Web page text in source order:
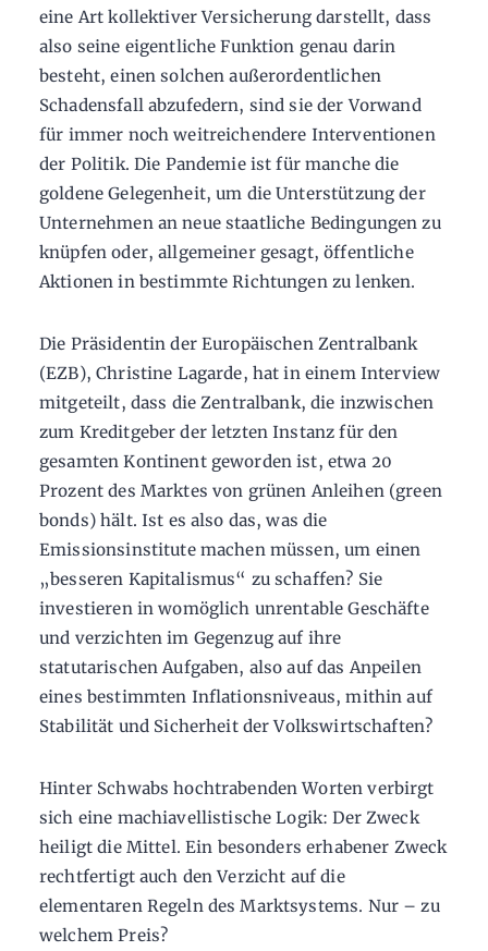
eine Art kollektiver Versicherung darstellt, dass
also seine eigentliche Funktion genau darin
besteht, einen solchen außerordentlichen
Schadensfall abzufedern, sind sie der Vorwand
für immer noch weitreichendere Interventionen
der Politik. Die Pandemie ist für manche die
goldene Gelegenheit, um die Unterstützung der
Unternehmen an neue staatliche Bedingungen zu
knüpfen oder, allgemeiner gesagt, öffentliche
Aktionen in bestimmte Richtungen zu lenken.
Die Präsidentin der Europäischen Zentralbank
(EZB), Christine Lagarde, hat in einem Interview
mitgeteilt, dass die Zentralbank, die inzwischen
zum Kreditgeber der letzten Instanz für den
gesamten Kontinent geworden ist, etwa 20
Prozent des Marktes von grünen Anleihen (green
bonds) hält. Ist es also das, was die
Emissionsinstitute machen müssen, um einen
„besseren Kapitalismus“ zu schaffen? Sie
investieren in womöglich unrentable Geschäfte
und verzichten im Gegenzug auf ihre
statutarischen Aufgaben, also auf das Anpeilen
eines bestimmten Inflationsniveaus, mithin auf
Stabilität und Sicherheit der Volkswirtschaften?
Hinter Schwabs hochtrabenden Worten verbirgt
sich eine machiavellistische Logik: Der Zweck
heiligt die Mittel. Ein besonders erhabener Zweck
rechtfertigt auch den Verzicht auf die
elementaren Regeln des Marktsystems. Nur – zu
welchem Preis?